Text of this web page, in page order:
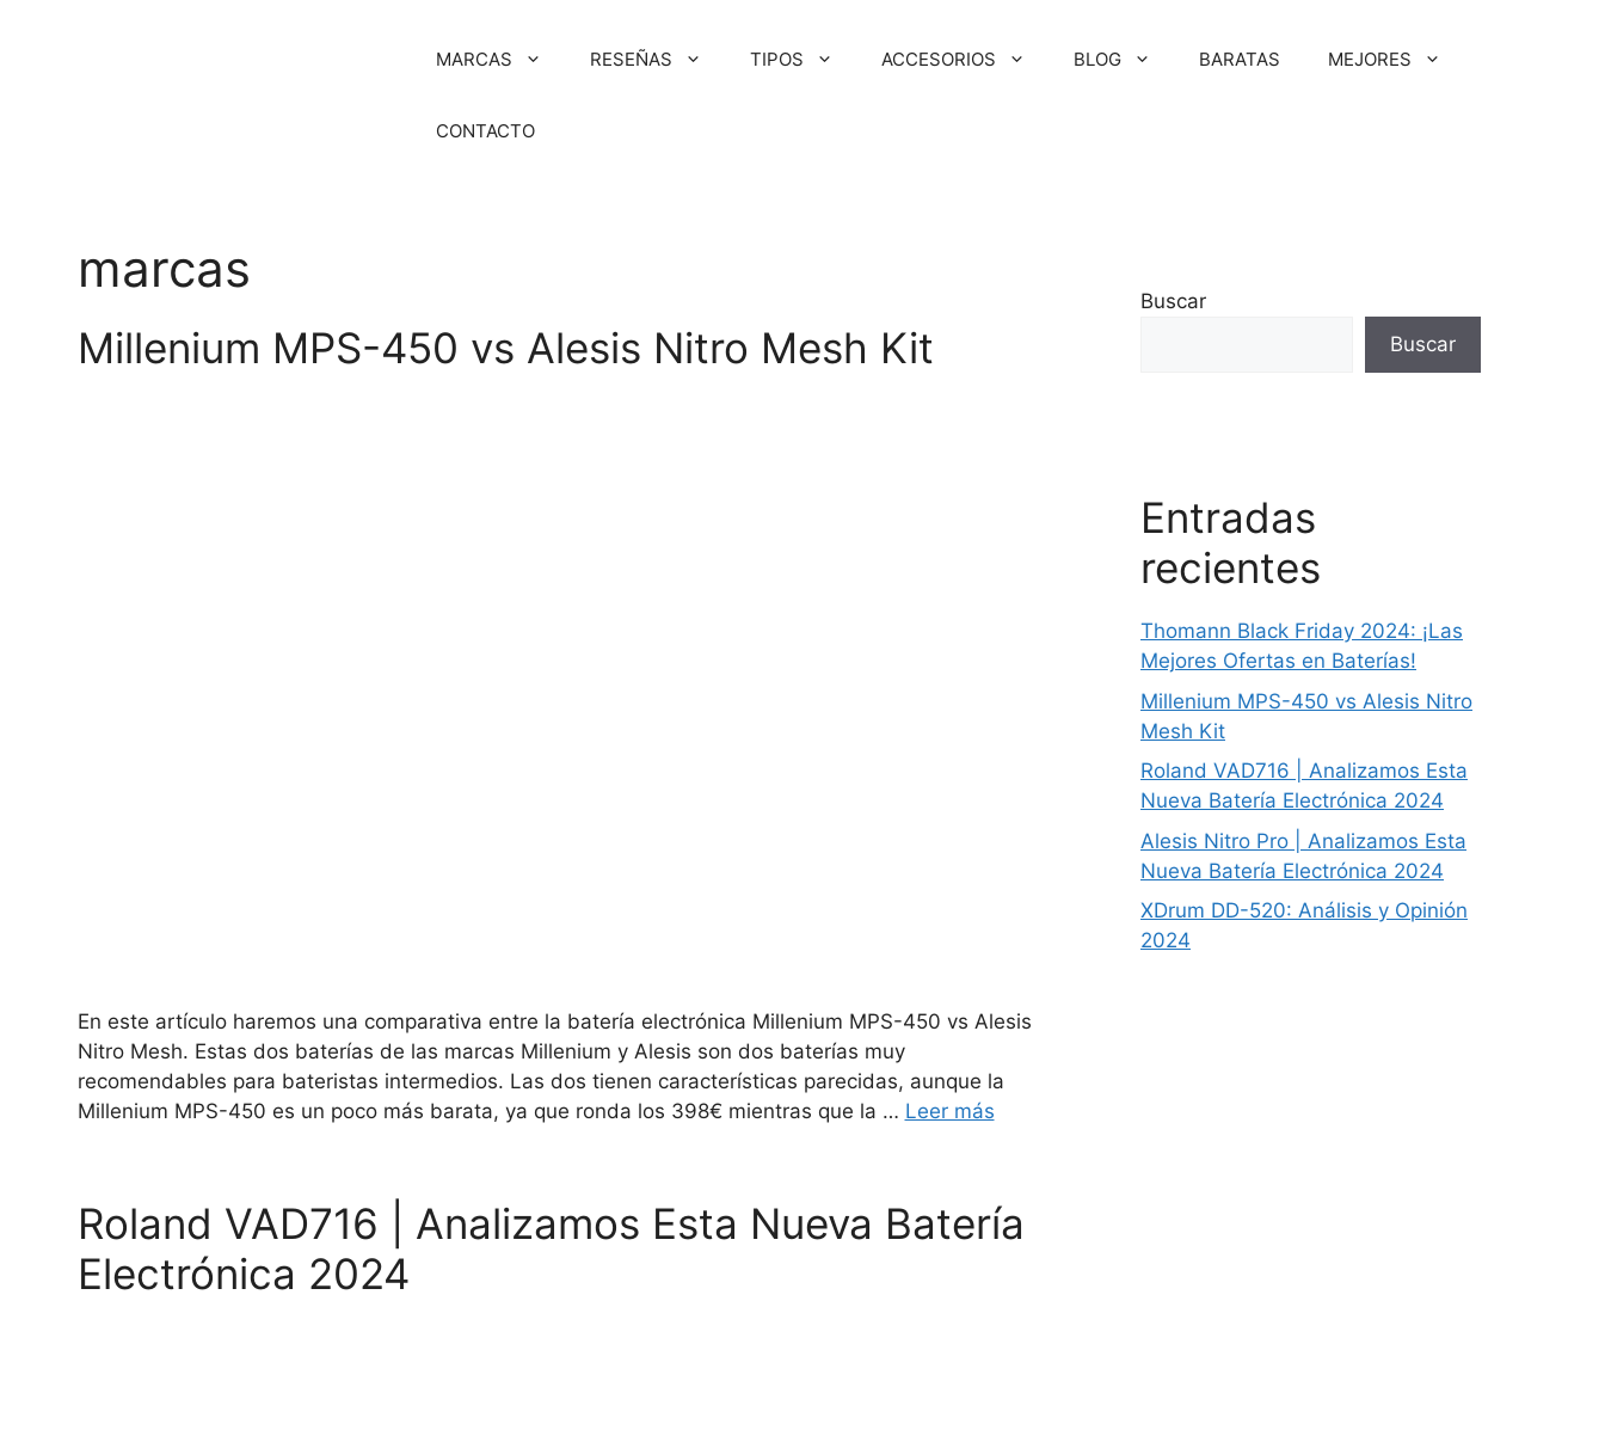
MARCAS RESEÑAS TIPOS ACCESORIOS BLOG BARATAS MEJORES
CONTACTO
marcas
Millenium MPS-450 vs Alesis Nitro Mesh Kit
En este artículo haremos una comparativa entre la batería electrónica Millenium MPS-450 vs Alesis
Nitro Mesh. Estas dos baterías de las marcas Millenium y Alesis son dos baterías muy
recomendables para bateristas intermedios. Las dos tienen características parecidas, aunque la
Millenium MPS-450 es un poco más barata, ya que ronda los 398€ mientras que la … Leer más
Roland VAD716 | Analizamos Esta Nueva Batería
Electrónica 2024
Buscar
Buscar
Entradas
recientes
Thomann Black Friday 2024: ¡Las
Mejores Ofertas en Baterías!
Millenium MPS-450 vs Alesis Nitro
Mesh Kit
Roland VAD716 | Analizamos Esta
Nueva Batería Electrónica 2024
Alesis Nitro Pro | Analizamos Esta
Nueva Batería Electrónica 2024
XDrum DD-520: Análisis y Opinión
2024